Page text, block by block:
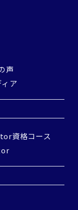
声
ア
資格コース